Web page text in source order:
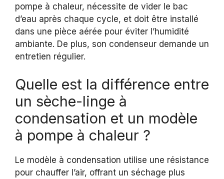
pompe à chaleur, nécessite de vider le bac
d’eau après chaque cycle, et doit être installé
dans une pièce aérée pour éviter l’humidité
ambiante. De plus, son condenseur demande un
entretien régulier.
Quelle est la différence entre
un sèche-linge à
condensation et un modèle
à pompe à chaleur ?
Le modèle à condensation utilise une résistance
pour chauffer l’air, offrant un séchage plus